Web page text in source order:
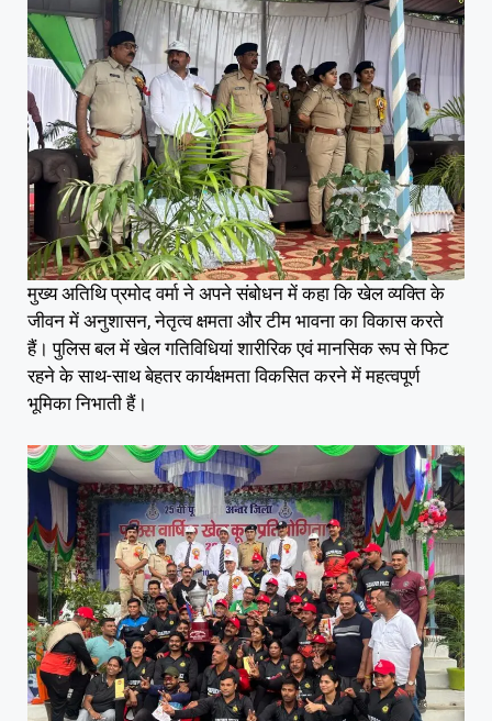
मुख्य अतिथि प्रमोद वर्मा ने अपने संबोधन में कहा कि खेल व्यक्ति के
जीवन में अनुशासन, नेतृत्व क्षमता और टीम भावना का विकास करते
हैं। पुलिस बल में खेल गतिविधियां शारीरिक एवं मानसिक रूप से फिट
रहने के साथ-साथ बेहतर कार्यक्षमता विकसित करने में महत्वपूर्ण
भूमिका निभाती हैं।